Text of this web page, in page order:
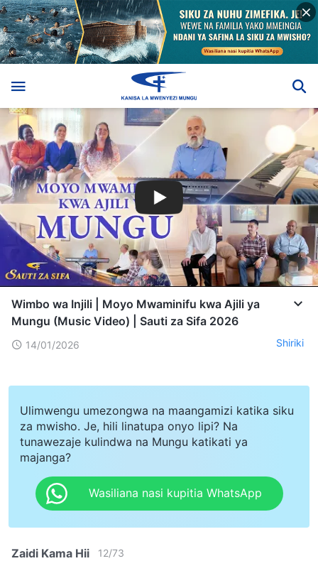
Wimbo wa Injili | Moyo Mwaminifu kwa Ajili ya
Mungu (Music Video) | Sauti za Sifa 2026
14/01/2026 Shiriki
Ulimwengu umezongwa na maangamizi katika siku
za mwisho. Je, hili linatupa onyo lipi? Na
tunawezaje kulindwa na Mungu katikati ya
majanga?
Wasiliana nasi kupitia WhatsApp
Zaidi Kama Hii 12/73